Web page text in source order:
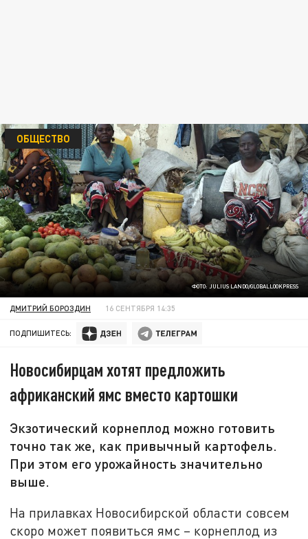
ФОТО: JULIUS LANDO/GLOBALLOOKPRESS
ОБЩЕСТВО
ДМИТРИЙ БОРОЗДИН 16 СЕНТЯБРЯ 14:35
ПОДПИШИТЕСЬ:
Новосибирцам хотят предложить
африканский ямс вместо картошки
Экзотический корнеплод можно готовить
точно так же, как привычный картофель.
При этом его урожайность значительно
выше.
На прилавках Новосибирской области совсем
скоро может появиться ямс – корнеплод из